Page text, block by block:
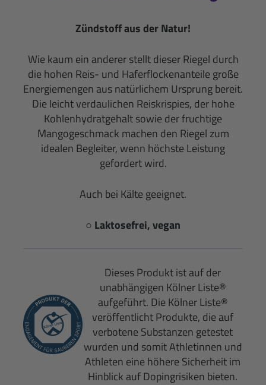
Zündstoff aus der Natur!
Wie kaum ein anderer stellt dieser Riegel durch
die hohen Reis- und Haferflockenanteile große
Energiemengen aus natürlichem Ursprung bereit.
Die leicht verdaulichen Reiskrispies, der hohe
Kohlenhydratgehalt sowie der fruchtige
Mangogeschmack machen den Riegel zum
idealen Begleiter, wenn höchste Leistung
gefordert wird.
Auch bei Kälte geeignet.
○ Laktosefrei, vegan
Dieses Produkt ist auf der
unabhängigen Kölner Liste®
aufgeführt. Die Kölner Liste®
veröffentlicht Produkte, die auf
verbotene Substanzen getestet
wurden und somit Athletinnen und
Athleten eine höhere Sicherheit im
Hinblick auf Dopingrisiken bieten.